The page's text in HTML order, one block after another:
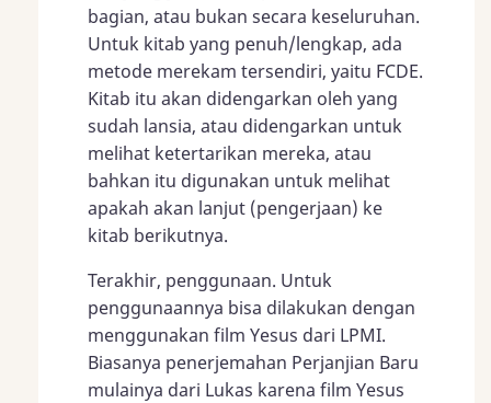
bagian, atau bukan secara keseluruhan.
Untuk kitab yang penuh/lengkap, ada
metode merekam tersendiri, yaitu FCDE.
Kitab itu akan didengarkan oleh yang
sudah lansia, atau didengarkan untuk
melihat ketertarikan mereka, atau
bahkan itu digunakan untuk melihat
apakah akan lanjut (pengerjaan) ke
kitab berikutnya.
Terakhir, penggunaan. Untuk
penggunaannya bisa dilakukan dengan
menggunakan film Yesus dari LPMI.
Biasanya penerjemahan Perjanjian Baru
mulainya dari Lukas karena film Yesus